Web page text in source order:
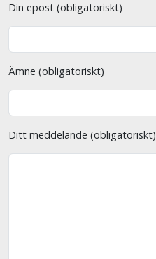
Din epost (obligatoriskt)
Ämne (obligatoriskt)
Ditt meddelande (obligatoriskt)